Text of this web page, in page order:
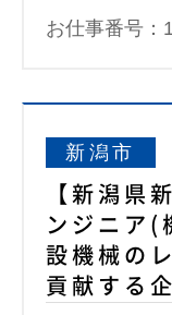
お仕事番号：
新潟市
【新潟県
ンジニア
設機械の
貢献する